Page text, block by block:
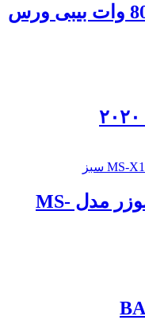
سشوار قدرتمند سالنی 8000 وات بیبی ورس
سشوار سالنی 8000 وات موزر مدل MS-